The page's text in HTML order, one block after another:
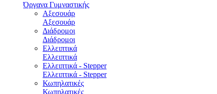
Όργανα Γυμναστικής
Αξεσουάρ
Αξεσουάρ
Διάδρομοι
Διάδρομοι
Ελλειπτικά
Ελλειπτικά
Ελλειπτικά - Stepper
Ελλειπτικά - Stepper
Κωπηλατικές
Κωπηλατικές